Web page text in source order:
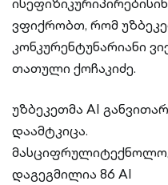
ვფიქრობთ, რომ
კონკურენტუნარიანი
თათული ქოჩაკიძე.
უზბეკეთმა AI
დაამტკიცა.
დაგეგმილია 86 AI